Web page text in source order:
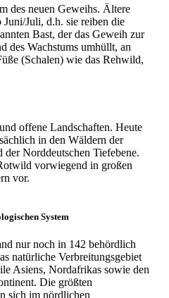
des neuen Geweihs. Ältere
Juli, d.h. sie reiben die
Bast, der das Geweih zur
des Wachstums umhüllt, an
(Schalen) wie das Rehwild,
offene Landschaften. Heute
in den Wäldern der
Norddeutschen Tiefebene.
vorwiegend in großen
vor.
System
nur noch in 142 behördlich
natürliche Verbreitungsgebiet
Asiens, Nordafrikas sowie den
Die größten
sich im nördlichen